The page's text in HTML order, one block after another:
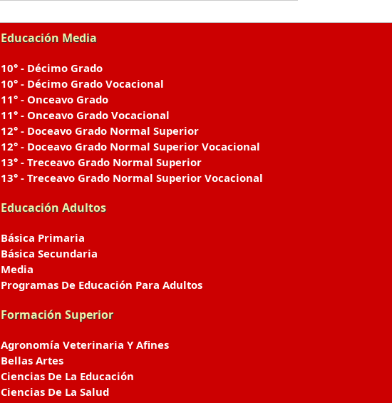
Educación Media
10° - Décimo Grado
10° - Décimo Grado Vocacional
11° - Onceavo Grado
11° - Onceavo Grado Vocacional
12° - Doceavo Grado Normal Superior
12° - Doceavo Grado Normal Superior Vocacional
13° - Treceavo Grado Normal Superior
13° - Treceavo Grado Normal Superior Vocacional
Educación Adultos
Básica Primaria
Básica Secundaria
Media
Programas De Educación Para Adultos
Formación Superior
Agronomía Veterinaria Y Afines
Bellas Artes
Ciencias De La Educación
Ciencias De La Salud